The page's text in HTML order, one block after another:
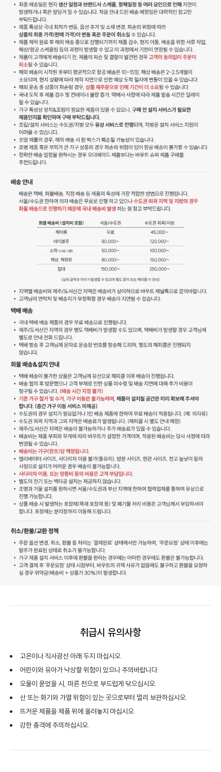
취급시 유의사항
고온이나 직사광선 아래 두지 마십시오.
어린이와 유아가 낙상할 위험이 있으니 주의바랍니다.
오물이 묻었을 시, 마른 천으로 부드럽게 닦으십시오.
산 또는 화기와 가열 위험이 있는 곳으로부터 멀리 보관하십시오.
뜨거운 제품을 제품 위에 올려놓지 마십시오.
강한 충격에 주의하십시오.